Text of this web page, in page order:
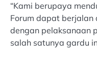
“Kami berupaya
Forum dapat berjalan
dengan pelaksanaan
salah satunya gardu